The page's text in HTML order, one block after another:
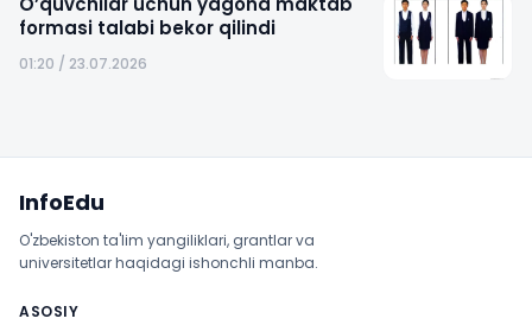
formasi talabi bekor qilindi
01:20 / 23.07.2026
InfoEdu
O'zbekiston ta'lim yangiliklari, grantlar va
universitetlar haqidagi ishonchli manba.
ASOSIY